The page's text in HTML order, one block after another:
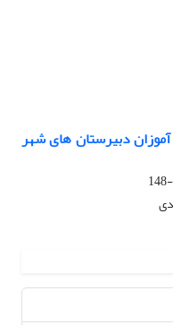
دبیرستان های شهر